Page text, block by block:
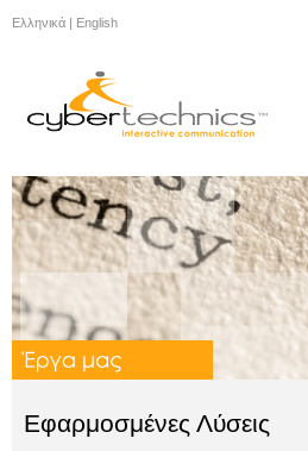
Ελληνικά | English
Εφαρμοσμένες Λύσεις